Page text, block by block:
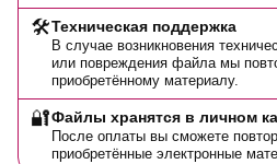
🛠️Техническая поддержка
В случае возникновения
или повреждения файла мы
приобретённому материалу.
🔐Файлы хранятся в личном
После оплаты вы сможете
приобретённые электронные